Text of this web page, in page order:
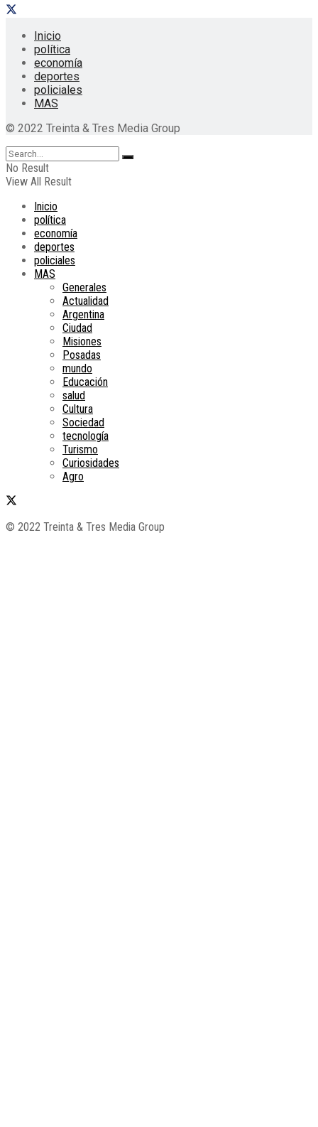
Inicio
política
economía
deportes
policiales
MAS
© 2022 Treinta & Tres Media Group
No Result
View All Result
Inicio
política
economía
deportes
policiales
MAS
Generales
Actualidad
Argentina
Ciudad
Misiones
Posadas
mundo
Educación
salud
Cultura
Sociedad
tecnología
Turismo
Curiosidades
Agro
© 2022 Treinta & Tres Media Group